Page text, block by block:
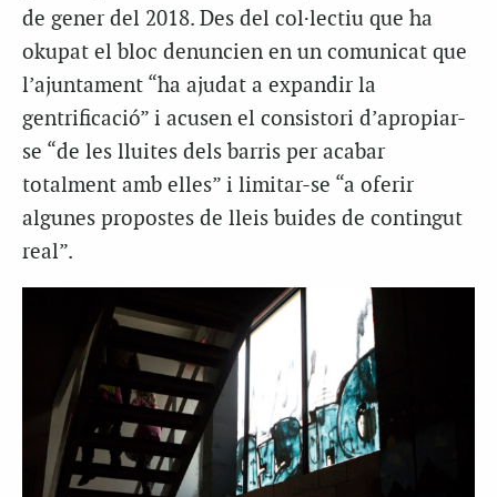
de gener del 2018. Des del col·lectiu que ha
okupat el bloc denuncien en un comunicat que
l’ajuntament “ha ajudat a expandir la
gentrificació” i acusen el consistori d’apropiar-
se “de les lluites dels barris per acabar
totalment amb elles” i limitar-se “a oferir
algunes propostes de lleis buides de contingut
real”.